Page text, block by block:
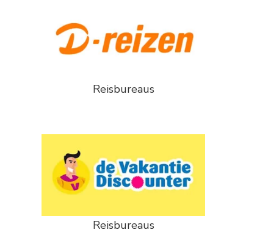
Reisbureaus
Reisbureaus